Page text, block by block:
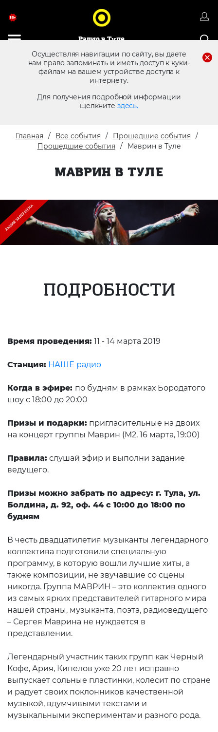
Радио в Туле
Осуществляя навигации по сайту, вы даете
нам право запоминать и иметь доступ к куки-
файлам на вашем устройстве доступа к
интернету.
Для получения подробной информации
щелкните здесь.
8 (4872) 250 470 Реклама в эфире
Главная Все события
Прошедшие события
Прошедшие события
Маврин в Туле
МАВРИН В ТУЛЕ
ПОДРОБНОСТИ
Время проведения: 11 - 14 марта 2019
Станция: НАШЕ радио
Когда в эфире: по будням в рамках Бородатого
шоу с 18:00 до 20:00
Призы и подарки: пригласительные на двоих
на концерт группы Маврин (М2, 16 марта, 19:00)
Правила: слушай эфир и выполни задание
ведущего.
Призы можно забрать по адресу: г. Тула, ул.
Болдина, д. 92, оф. 44 с 10:00 до 18:00 по
будням
В честь двадцатилетия музыканты легендарного
коллектива подготовили специальную
программу, в которую вошли лучшие хиты, а
также композиции, не звучавшие со сцены
никогда. Группа МАВРИН – это коллектив одного
из самых ярких представителей гитарного мира
нашей страны, музыканта, поэта, радиоведущего
– Сергея Маврина не нуждается в
представлении.
Легендарный участник таких групп как Черный
Кофе, Ария, Кипелов уже 20 лет исправно
выпускает сольные пластинки, колесит по стране
и радует своих поклонников качественной
музыкой, вдумчивыми текстами и
музыкальными экспериментами разного рода.